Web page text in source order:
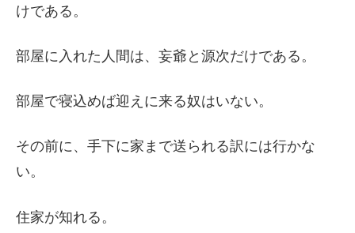
けである。
部屋に入れた人間は、妄爺と源次だけである。
部屋で寝込めば迎えに来る奴はいない。
その前に、手下に家まで送られる訳には行かな
い。
住家が知れる。